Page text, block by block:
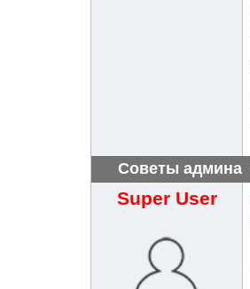
Советы админа
Super User